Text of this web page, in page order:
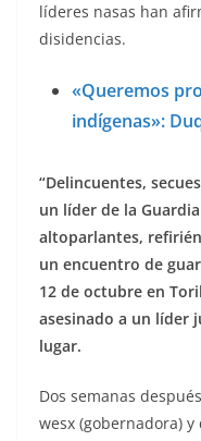
líderes nasas han
disidencias.
«Queremos
indígenas»:
“Delincuentes,
un líder de la
altoparlantes,
un encuentro de
12 de octubre en
asesinado a un líder
lugar.
Dos semanas
wesx (gobernadora)